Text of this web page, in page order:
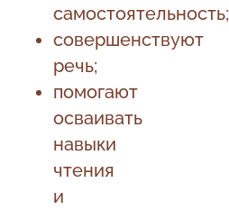
самостоятельность;
совершенствуют
речь;
помогают
осваивать
навыки
чтения
и